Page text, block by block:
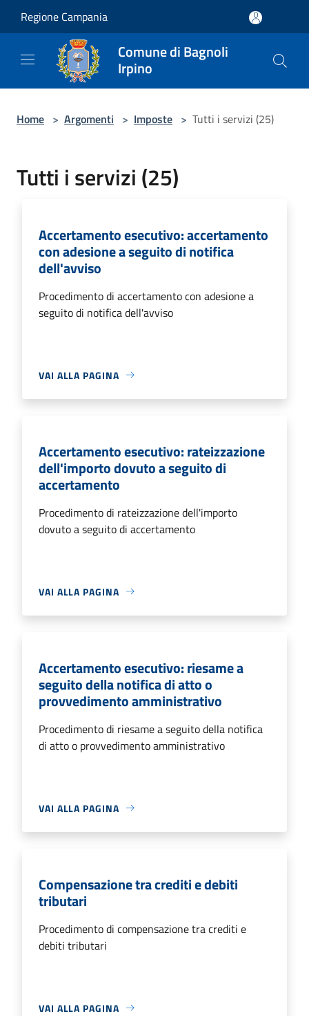
Regione Campania
Comune di Bagnoli
Irpino
Home > Argomenti > Imposte > Tutti i servizi (25)
Tutti i servizi (25)
Accertamento esecutivo: accertamento
con adesione a seguito di notifica
dell'avviso
Procedimento di accertamento con adesione a
seguito di notifica dell'avviso
VAI ALLA PAGINA
Accertamento esecutivo: rateizzazione
dell'importo dovuto a seguito di
accertamento
Procedimento di rateizzazione dell'importo
dovuto a seguito di accertamento
VAI ALLA PAGINA
Accertamento esecutivo: riesame a
seguito della notifica di atto o
provvedimento amministrativo
Procedimento di riesame a seguito della notifica
di atto o provvedimento amministrativo
VAI ALLA PAGINA
Compensazione tra crediti e debiti
tributari
Procedimento di compensazione tra crediti e
debiti tributari
VAI ALLA PAGINA